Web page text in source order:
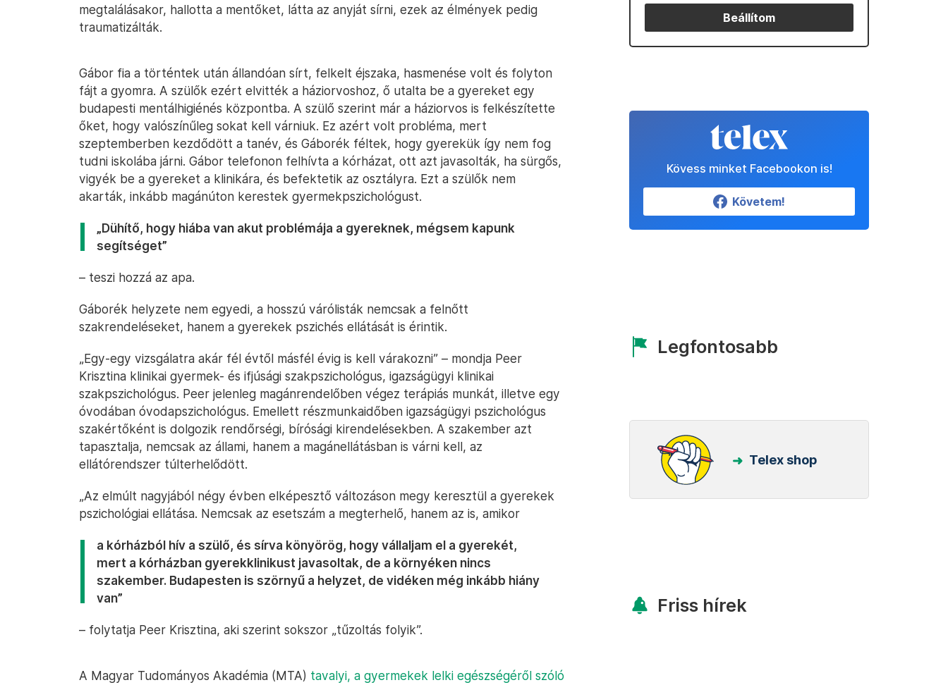
megtalálásakor, hallotta a mentőket, látta az anyját sírni, ezek az élmények pedig
traumatizálták.
Gábor fia a történtek után állandóan sírt, felkelt éjszaka, hasmenése volt és folyton
fájt a gyomra. A szülők ezért elvitték a háziorvoshoz, ő utalta be a gyereket egy
budapesti mentálhigiénés központba. A szülő szerint már a háziorvos is felkészítette
őket, hogy valószínűleg sokat kell várniuk. Ez azért volt probléma, mert
szeptemberben kezdődött a tanév, és Gáborék féltek, hogy gyerekük így nem fog
tudni iskolába járni. Gábor telefonon felhívta a kórházat, ott azt javasolták, ha sürgős,
vigyék be a gyereket a klinikára, és befektetik az osztályra. Ezt a szülők nem
akarták, inkább magánúton kerestek gyermekpszichológust.
„Dühítő, hogy hiába van akut problémája a gyereknek, mégsem kapunk
segítséget”
– teszi hozzá az apa.
Gáborék helyzete nem egyedi, a hosszú várólisták nemcsak a felnőtt
szakrendeléseket, hanem a gyerekek pszichés ellátását is érintik.
„Egy-egy vizsgálatra akár fél évtől másfél évig is kell várakozni” – mondja Peer
Krisztina klinikai gyermek- és ifjúsági szakpszichológus, igazságügyi klinikai
szakpszichológus. Peer jelenleg magánrendelőben végez terápiás munkát, illetve egy
óvodában óvodapszichológus. Emellett részmunkaidőben igazságügyi pszichológus
szakértőként is dolgozik rendőrségi, bírósági kirendelésekben. A szakember azt
tapasztalja, nemcsak az állami, hanem a magánellátásban is várni kell, az
ellátórendszer túlterhelődött.
„Az elmúlt nagyjából négy évben elképesztő változáson megy keresztül a gyerekek
pszichológiai ellátása. Nemcsak az esetszám a megterhelő, hanem az is, amikor
a kórházból hív a szülő, és sírva könyörög, hogy vállaljam el a gyerekét,
mert a kórházban gyerekklinikust javasoltak, de a környéken nincs
szakember. Budapesten is szörnyű a helyzet, de vidéken még inkább hiány
van”
– folytatja Peer Krisztina, aki szerint sokszor „tűzoltás folyik”.
A Magyar Tudományos Akadémia (MTA) tavalyi, a gyermekek lelki egészségéről szóló
Beállítom
Kövess minket Facebookon is!
Követem!
Legfontosabb
Telex shop
Friss hírek